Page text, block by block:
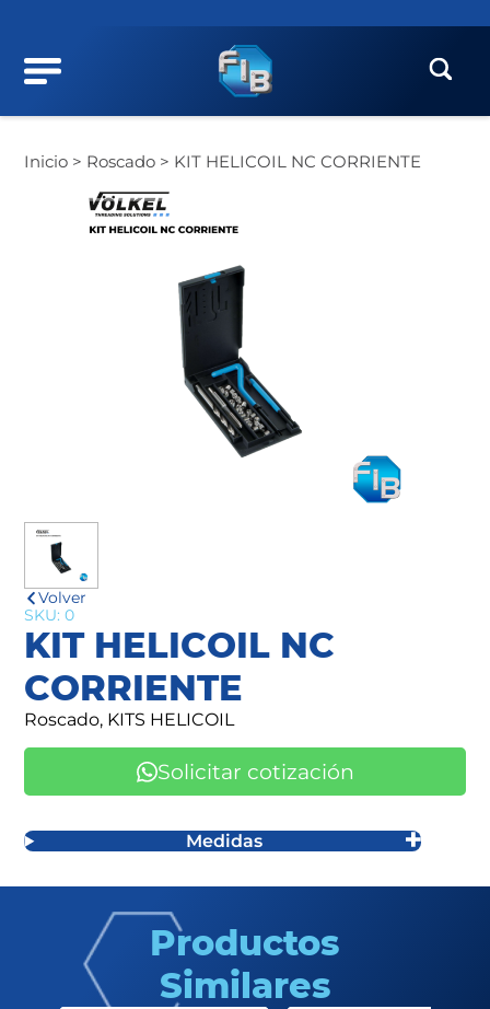
Inicio > Roscado > KIT HELICOIL NC CORRIENTE
Volver
SKU: 0
KIT HELICOIL NC
CORRIENTE
Roscado, KITS HELICOIL
Solicitar cotización
Medidas
Productos
Similares